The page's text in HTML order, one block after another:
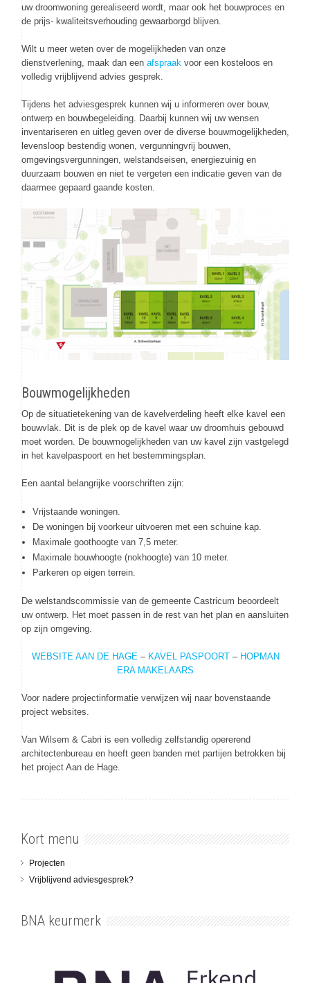
uw droomwoning gerealiseerd wordt, maar ook het bouwproces en
de prijs- kwaliteitsverhouding gewaarborgd blijven.
Wilt u meer weten over de mogelijkheden van onze
dienstverlening, maak dan een afspraak voor een kosteloos en
volledig vrijblijvend advies gesprek.
Tijdens het adviesgesprek kunnen wij u informeren over bouw,
ontwerp en bouwbegeleiding. Daarbij kunnen wij uw wensen
inventariseren en uitleg geven over de diverse bouwmogelijkheden,
levensloop bestendig wonen, vergunningvrij bouwen,
omgevingsvergunningen, welstandseisen, energiezuinig en
duurzaam bouwen en niet te vergeten een indicatie geven van de
daarmee gepaard gaande kosten.
Bouwmogelijkheden
Op de situatietekening van de kavelverdeling heeft elke kavel een
bouwvlak. Dit is de plek op de kavel waar uw droomhuis gebouwd
moet worden. De bouwmogelijkheden van uw kavel zijn vastgelegd
in het kavelpaspoort en het bestemmingsplan.
Een aantal belangrijke voorschriften zijn:
Vrijstaande woningen.
De woningen bij voorkeur uitvoeren met een schuine kap.
Maximale goothoogte van 7,5 meter.
Maximale bouwhoogte (nokhoogte) van 10 meter.
Parkeren op eigen terrein.
De welstandscommissie van de gemeente Castricum beoordeelt
uw ontwerp. Het moet passen in de rest van het plan en aansluiten
op zijn omgeving.
WEBSITE AAN DE HAGE– KAVEL PASPOORT– HOPMAN
ERA MAKELAARS
Voor nadere projectinformatie verwijzen wij naar bovenstaande
project websites.
Van Wilsem & Cabri is een volledig zelfstandig opererend
architectenbureau en heeft geen banden met partijen betrokken bij
het project Aan de Hage.
Kort menu
Projecten
Vrijblijvend adviesgesprek?
BNA keurmerk